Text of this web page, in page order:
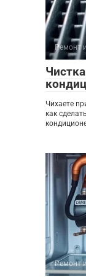
Ремонт
Чихаете
как
Ремонт